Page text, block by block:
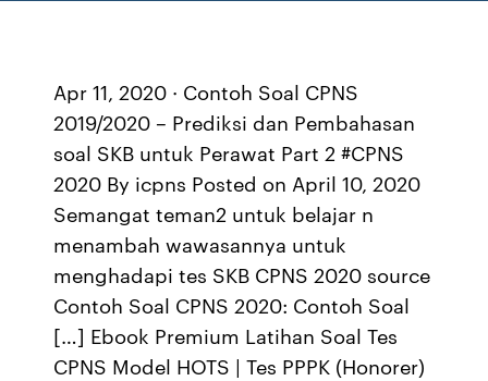
Apr 11, 2020 · Contoh Soal CPNS
2019/2020 – Prediksi dan Pembahasan
soal SKB untuk Perawat Part 2 #CPNS
2020 By icpns Posted on April 10, 2020
Semangat teman2 untuk belajar n
menambah wawasannya untuk
menghadapi tes SKB CPNS 2020 source
Contoh Soal CPNS 2020: Contoh Soal
[…] Ebook Premium Latihan Soal Tes
CPNS Model HOTS | Tes PPPK (Honorer)